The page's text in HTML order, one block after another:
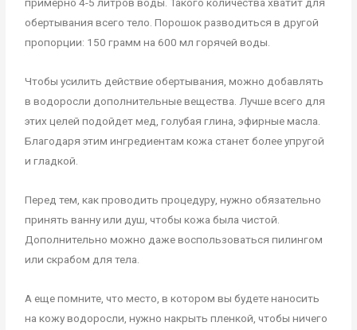
обертывания всего тело. Порошок разводиться в другой
пропорции: 150 грамм на 600 мл горячей воды.
Чтобы усилить действие обертывания, можно добавлять
в водоросли дополнительные вещества. Лучше всего для
этих целей подойдет мед, голубая глина, эфирные масла.
Благодаря этим ингредиентам кожа станет более упругой
и гладкой.
Перед тем, как проводить процедуру, нужно обязательно
принять ванну или душ, чтобы кожа была чистой.
Дополнительно можно даже воспользоваться пилингом
или скрабом для тела.
А еще помните, что место, в котором вы будете наносить
на кожу водоросли, нужно накрыть пленкой, чтобы ничего